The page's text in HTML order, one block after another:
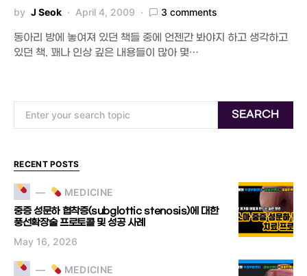
by J Seok April 4, 2009 3 comments
동아리 방에 놓여져 있던 책들 중에 언젠간 봐야지 하고 생각하고
있던 책. 꽤나 인상 깊은 내용들이 많아 몇…
SEARCH
RECENT POSTS
MEDICINE
중증 성문하 협착증(subglottic stenosis)에 대한
풍선확장술 프로토콜 및 성공 사례
May 16, 2026
MEDICINE